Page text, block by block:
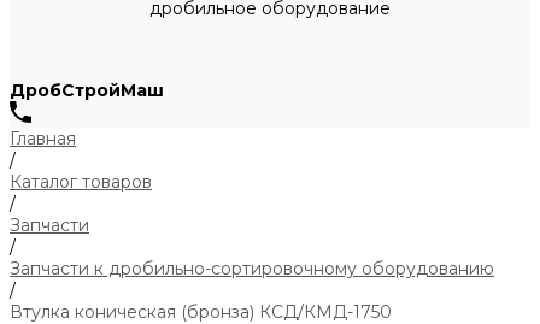
дробильное оборудование
ДробСтройМаш
Главная
/
Каталог товаров
/
Запчасти
/
Запчасти к дробильно-сортировочному оборудованию
/
Втулка коническая (бронза) КСД/КМД-1750